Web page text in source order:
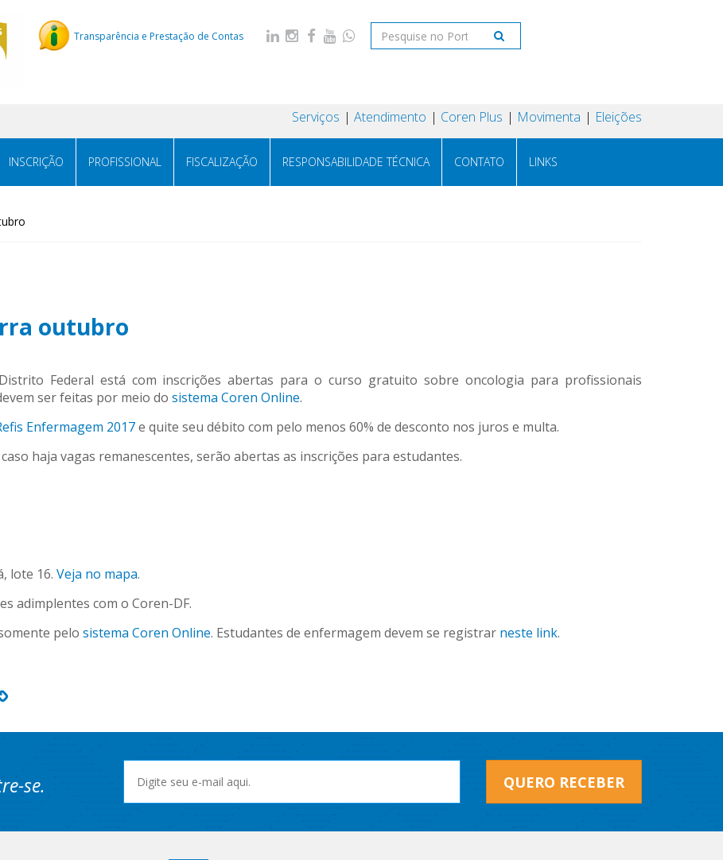
Transparência e Prestação de Contas
Serviços Atendimento Coren Plus Movimenta Eleições
INSCRIÇÃO PROFISSIONAL FISCALIZAÇÃO RESPONSABILIDADE TÉCNICA CONTATO LINKS
outubro
Federal está com inscrições abertas para o curso gratuito sobre oncologia para profissionais
ser feitas por meio do sistema Coren Online.
Enfermagem 2017e quite seu débito com pelo menos 60% de desconto nos juros e multa.
haja vagas remanescentes, serão abertas as inscrições para estudantes.
lote 16. Veja no mapa.
adimplentes com o Coren-DF.
pelo sistema Coren Online. Estudantes de enfermagem devem se registrar neste link.
se. QUERO RECEBER